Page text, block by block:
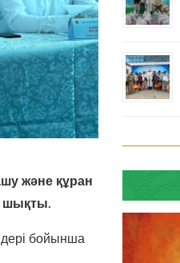
және құран
шықты.
бойынша